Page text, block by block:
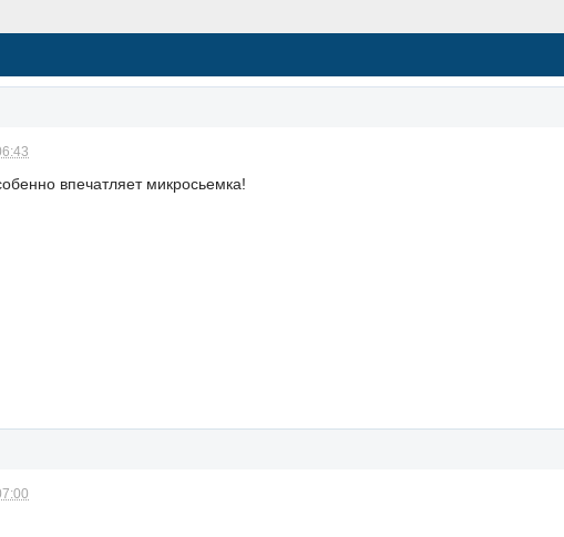
впечатляет микросьемка!